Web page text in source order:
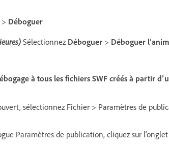
> Déboguer
Sélectionnez Déboguer > Déboguer
à tous les fichiers SWF créés à partir
sélectionnez Fichier > Paramètres de
Paramètres de publication, cliquez sur l'onglet